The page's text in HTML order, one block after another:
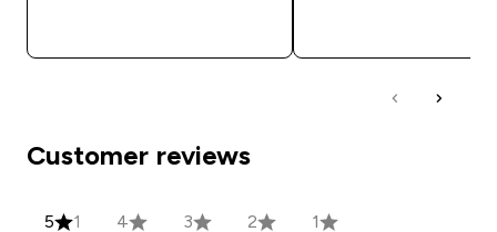
Customer reviews
5 1 4 3 2 1